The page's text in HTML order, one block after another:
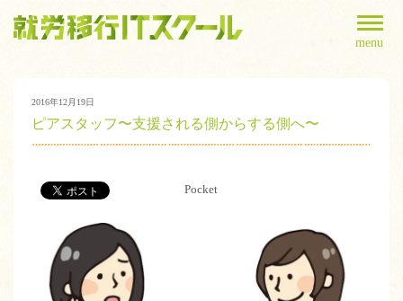
menu
2016年12月19日
ピアスタッフ〜支援される側からする側へ〜
Pocket